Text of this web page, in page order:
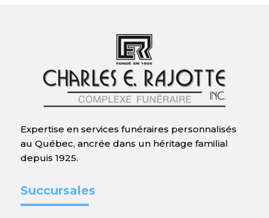
Expertise en services funéraires personnalisés
au Québec, ancrée dans un héritage familial
depuis 1925.
Succursales